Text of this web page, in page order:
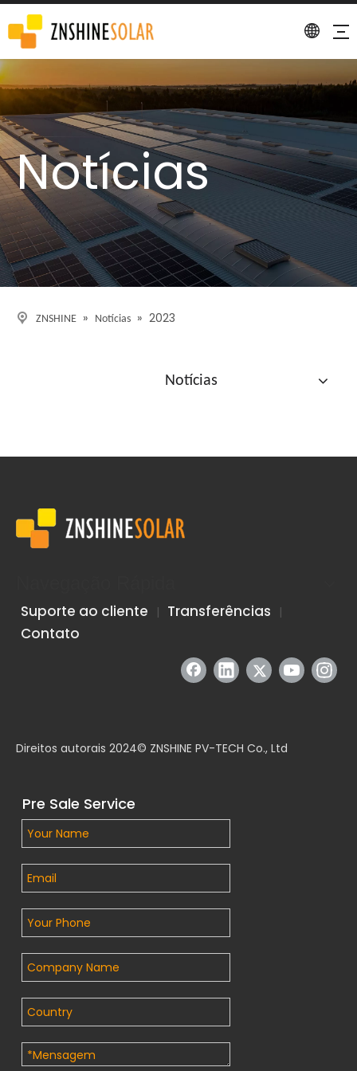
Notícias
ZNSHINE » Notícias » 2023
Notícias
Suporte ao cliente | Transferências |
Contato
Direitos autorais 2024© ZNSHINE PV-TECH Co., Ltd
Pre Sale Service